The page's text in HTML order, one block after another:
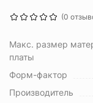
(0
Макс. размер
платы
Форм-фактор
Производитель